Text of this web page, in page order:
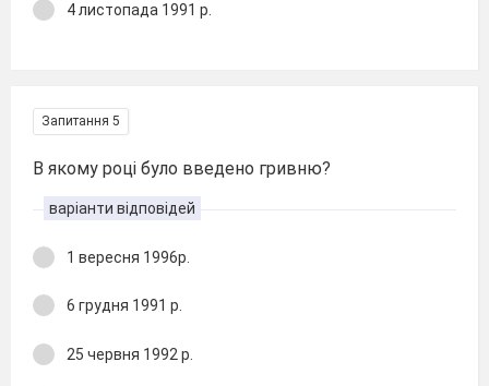
4 листопада 1991 р.
Запитання 5
В якому році було введено гривню?
варіанти відповідей
1 вересня 1996р.
6 грудня 1991 р.
25 червня 1992 р.